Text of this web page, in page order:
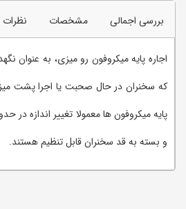
بررسی اجمالی مشخصات نظرات
اجاره پایه میکروفون رو میزی، به عنوان
که سخنران در حال صحبت یا اجرا پشت
و بسته به قد سخنران قابل تنظیم هستند.